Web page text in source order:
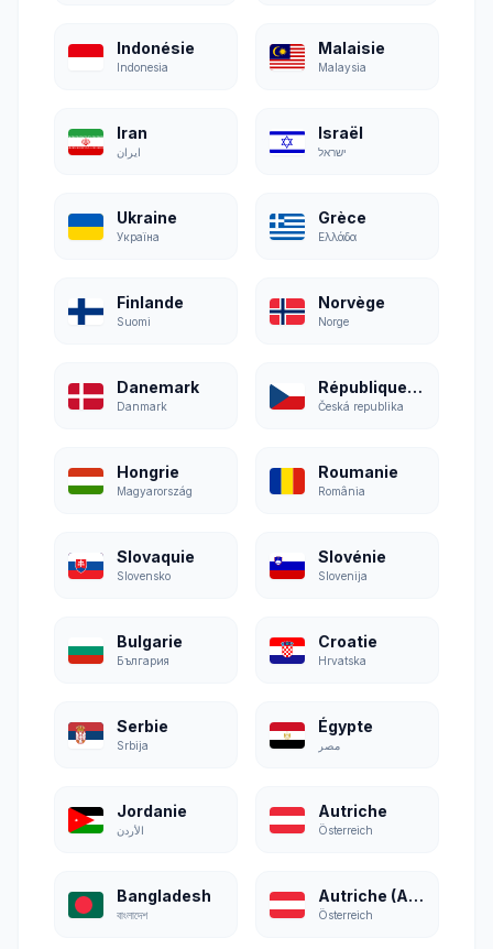
Indonésie
Indonesia
Malaisie
Malaysia
Iran
ایران
Israël
ישראל
Ukraine
Україна
Grèce
Ελλάδα
Finlande
Suomi
Norvège
Norge
Danemark
Danmark
République tchèque
Česká republika
Hongrie
Magyarország
Roumanie
România
Slovaquie
Slovensko
Slovénie
Slovenija
Bulgarie
България
Croatie
Hrvatska
Serbie
Srbija
Égypte
مصر
Jordanie
الأردن
Autriche
Österreich
Bangladesh
বাংলাদেশ
Autriche (Allemand)
Österreich